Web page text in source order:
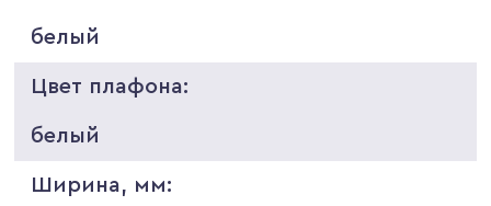
белый
Цвет плафона:
белый
Ширина, мм: